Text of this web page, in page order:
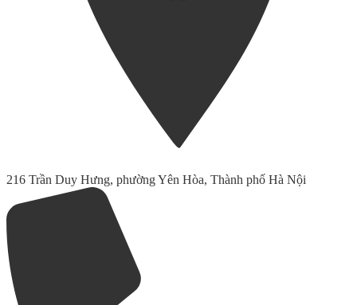
216 Trần Duy Hưng, phường Yên Hòa, Thành phố Hà Nội